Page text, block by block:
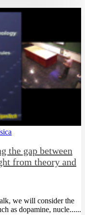
the gap between
from theory and
we will consider the
as dopamine, nucle......